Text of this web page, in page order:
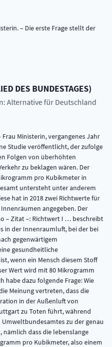
– Die erste Frage stellt der
DES BUNDESTAGES)
Alternative für Deutschland
Ministerin, vergangenes Jahr
Studie veröffentlicht, der zufolge
Folgen von überhöhten
zu beklagen wären. Der
pro Kubikmeter in
untersteht unter anderem
hat in 2018 zwei Richtwerte für
angegeben. Der
– Zitat –: Richtwert I … beschreibt
in der Innenraumluft, bei der bei
gegenwärtigem
gesundheitliche
wenn ein Mensch diesem Stoff
Wert wird mit 80 Mikrogramm
habe dazu folgende Frage: Wie
Meinung vertreten, dass die
in der Außenluft von
zu Toten führt, während
zu der genau
nämlich dass die lebenslange
pro Kubikmeter, also einem